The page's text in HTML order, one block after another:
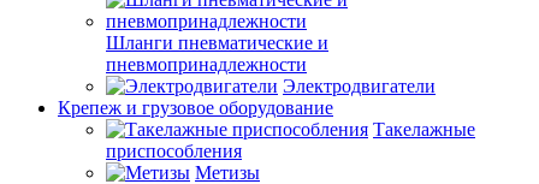
Шланги пневматические и
пневмопринадлежности
Электродвигатели
Крепеж и грузовое оборудование
Такелажные
приспособления
Метизы